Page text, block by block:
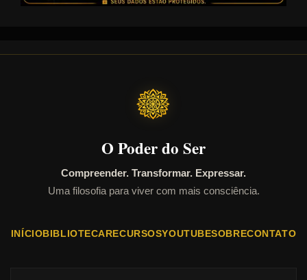
O Poder do Ser
Compreender. Transformar. Expressar.
Uma filosofia para viver com mais consciência.
INÍCIOBIBLIOTECARECURSOSYOUTUBESOBRECONTATO